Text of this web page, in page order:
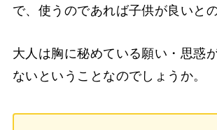
で、使うのであれば子供が良いとの
大人は胸に秘めている願い・思惑
ないということなのでしょうか。